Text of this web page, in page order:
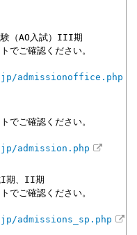
験（AO入試）III期
でご確認ください。
admissionoffice.php
でご確認ください。
admission.php
I期、II期
でご確認ください。
admissions_sp.php